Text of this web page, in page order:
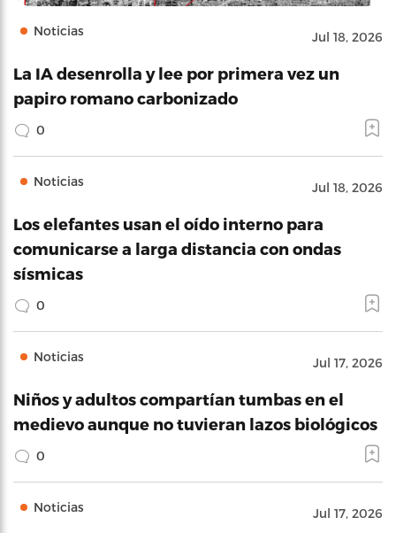
Noticias Jul 18, 2026
La IA desenrolla y lee por primera vez un
papiro romano carbonizado
0
Noticias Jul 18, 2026
Los elefantes usan el oído interno para
comunicarse a larga distancia con ondas
sísmicas
0
Noticias Jul 17, 2026
Niños y adultos compartían tumbas en el
medievo aunque no tuvieran lazos biológicos
0
Noticias Jul 17, 2026